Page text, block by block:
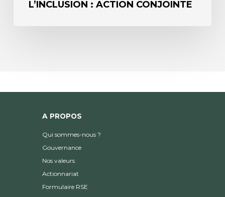
L’INCLUSION : ACTION CONJOINTE
A PROPOS
Qui sommes-nous ?
Gouvernance
Nos valeurs
Actionnariat
Formulaire RSE